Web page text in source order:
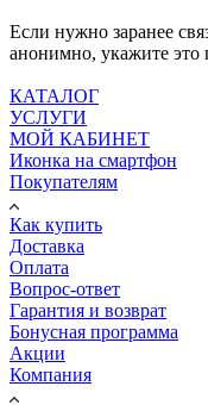
Если нужно заранее
анонимно, укажите это
КАТАЛОГ
УСЛУГИ
МОЙ КАБИНЕТ
Иконка на смартфон
Покупателям
Как купить
Доставка
Оплата
Вопрос-ответ
Гарантия и возврат
Бонусная программа
Акции
Компания